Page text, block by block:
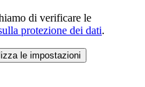
di verificare le
protezione dei dati.
le impostazioni